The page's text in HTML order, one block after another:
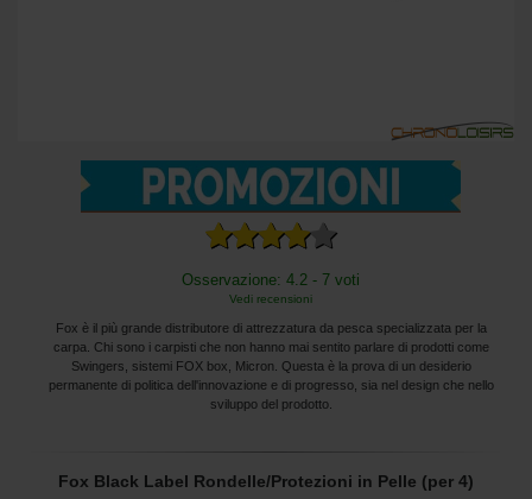
Osservazione: 4.2 - 7 voti
Vedi recensioni
Fox è il più grande distributore di attrezzatura da pesca specializzata per la
carpa. Chi sono i carpisti che non hanno mai sentito parlare di prodotti come
Swingers, sistemi FOX box, Micron. Questa è la prova di un desiderio
permanente di politica dell'innovazione e di progresso, sia nel design che nello
sviluppo del prodotto.
Fox Black Label Rondelle/Protezioni in Pelle (per 4)